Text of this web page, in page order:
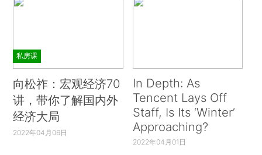
私房课
向松祚：宏观经济70
讲，带你了解国内外
经济大局
2022年04月06日
In Depth: As
Tencent Lays Off
Staff, Is Its ‘Winter’
Approaching?
2022年04月01日